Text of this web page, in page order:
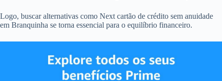
Logo, buscar alternativas como Next cartão de crédito sem anuidade
em Branquinha se torna essencial para o equilíbrio financeiro.